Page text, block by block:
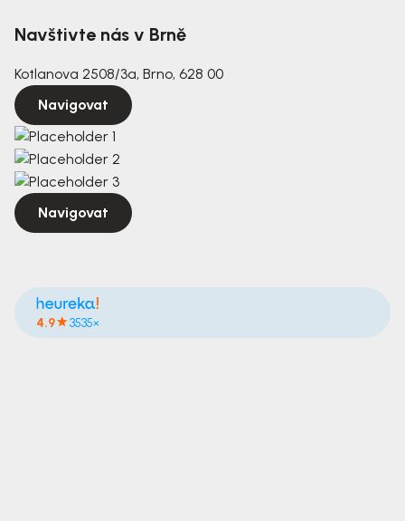
Navštivte nás v Brně
Kotlanova 2508/3a, Brno, 628 00
Navigovat
Navigovat
4.9 3535×